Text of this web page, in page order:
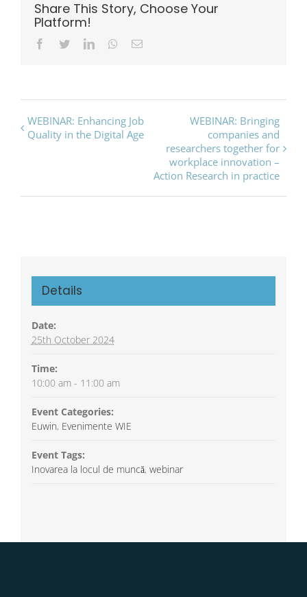
Share This Story, Choose Your
Platform!
Facebook
TwitterLinkedInWhatsapp
Email
Event
Navigation
WEBINAR: Enhancing Job
Quality in the Digital Age
WEBINAR: Bringing
companies and
researchers together for
workplace innovation –
Action Research in practice
Details
Date:
25th October 2024
Time:
10:00 am - 11:00 am
Event Categories:
Euwin, Evenimente WIE
Event Tags:
Inovarea la locul de muncă, webinar